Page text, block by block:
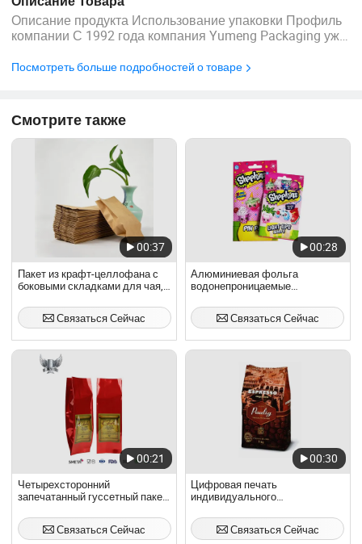
Описание продукта Использование упаковки Профиль
компании С 1992 года компания Yumeng Packaging уже
пищевых упаковок. Расположенный в юго-восточной
Посмотреть больше подробностей о товаре
Смотрите также
00:37
Пакет из крафт-целлофана с
боковыми складками для чая,
Связаться Сейчас
00:28
Алюминиевая фольга
водонепроницаемые
центральным дном для
упаковки карточных
Связаться Сейчас
00:21
Четырехсторонний
запечатанный гуссетный пакет
Связаться Сейчас
00:30
Цифровая печать
индивидуального
боковыми складками и
молнией для упаковки кофе и
Связаться Сейчас